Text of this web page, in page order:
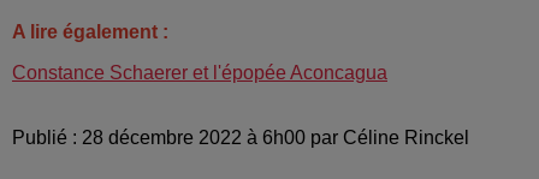
A lire également :
Constance Schaerer et l'épopée Aconcagua
Publié : 28 décembre 2022 à 6h00 par Céline Rinckel